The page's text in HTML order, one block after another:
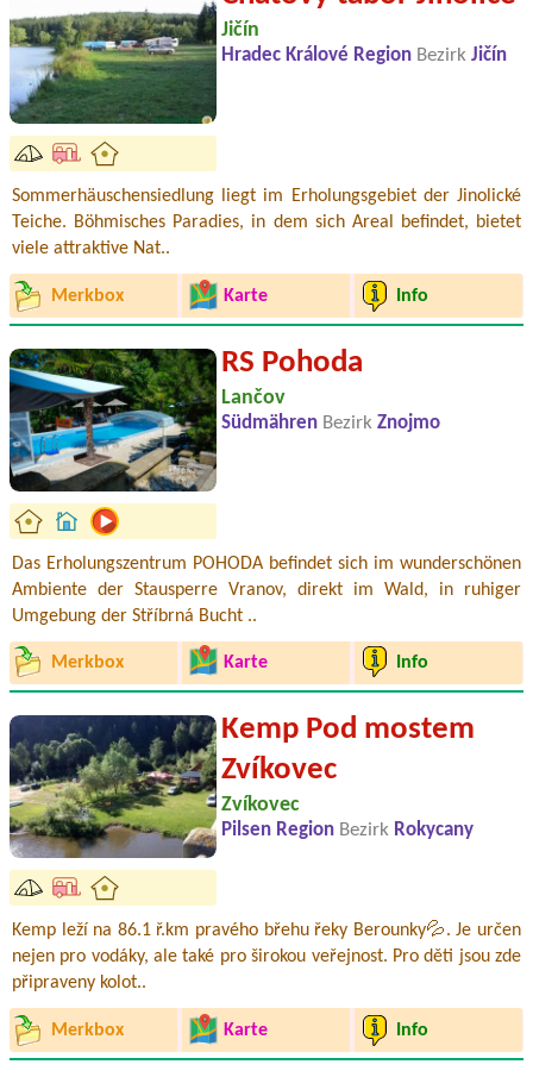
Jičín
Hradec Králové Region Bezirk Jičín
Sommerhäuschensiedlung liegt im Erholungsgebiet der Jinolické
Teiche. Böhmisches Paradies, in dem sich Areal befindet, bietet
viele attraktive Nat..
Merkbox Karte Info
RS Pohoda
Lančov
Südmähren Bezirk Znojmo
Das Erholungszentrum POHODA befindet sich im wunderschönen
Ambiente der Stausperre Vranov, direkt im Wald, in ruhiger
Umgebung der Stříbrná Bucht ..
Merkbox Karte Info
Kemp Pod mostem
Zvíkovec
Zvíkovec
Pilsen Region Bezirk Rokycany
Kemp leží na 86.1 ř.km pravého břehu řeky Berounky💦. Je určen
nejen pro vodáky, ale také pro širokou veřejnost. Pro děti jsou zde
připraveny kolot..
Merkbox Karte Info